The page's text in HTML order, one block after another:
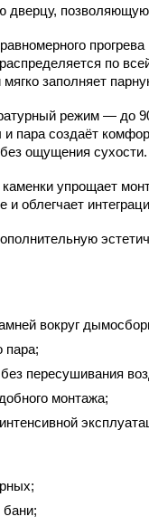
дверцу,
по
заполняет
режим — до
пара создаёт
ощущения сухости.
упрощает
и облегчает
вокруг
пара;
пересушивания
монтажа;
бани;